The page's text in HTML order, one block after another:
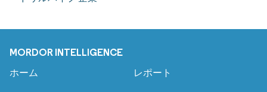
MORDOR INTELLIGENCE
ホーム レポート